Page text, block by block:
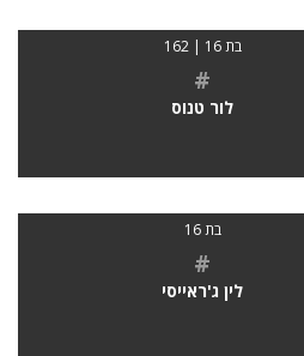
בת 16 | 162
#
לור טנוס
בת 16
#
לין ג'ראייסי